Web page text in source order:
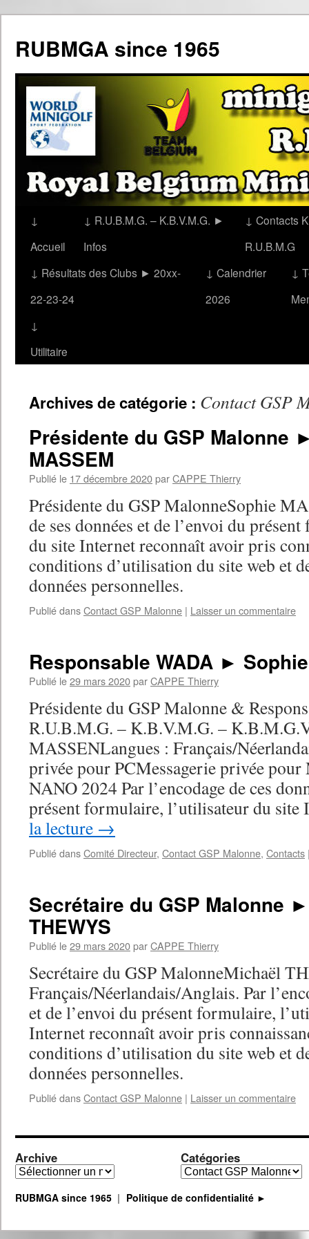
contenu
RUBMGA since 1965
↓
Accueil
↓ R.U.B.M.G. – K.B.V.M.G. ►
Infos
↓ Contacts
R.U.B.M.G
↓ Résultats des Clubs ► 20xx-
22-23-24
↓ Calendrier
2026
↓
↓
Utilitaire
Archives de catégorie : Contact GSP
Présidente du GSP Malonne
MASSEM
Publié le 17 décembre 2020parCAPPE Thierry
Présidente du GSP MalonneSophie
de ses données et de l’envoi du
du site Internet reconnaît avoir pris
conditions d’utilisation du site web et
données personnelles.
Publié dansContact GSP Malonne | Laisser un commentaire
Responsable WADA ►
Publié le29 mars 2020parCAPPE Thierry
Présidente du GSP Malonne &
R.U.B.M.G. – K.B.V.M.G. –
MASSENLangues : Français/
privée pour PCMessagerie privée
NANO 2024 Par l’encodage de ces
présent formulaire, l’utilisateur du
la lecture →
Publié dansComité Directeur, Contact GSP Malonne, Contacts
Secrétaire du GSP Malonne
THEWYS
Publié le29 mars 2020parCAPPE Thierry
Secrétaire du GSP MalonneMichaël
Français/Néerlandais/Anglais. Par
et de l’envoi du présent formulaire,
Internet reconnaît avoir pris
conditions d’utilisation du site web et
données personnelles.
Publié dansContact GSP Malonne | Laisser un commentaire
Archive
Archive
Catégories
Catégories
RUBMGA since 1965 Politique de confidentialité ►